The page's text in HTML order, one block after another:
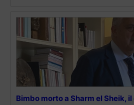
Bimbo morto a Sharm el Sheik,